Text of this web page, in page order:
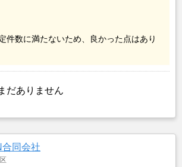
件数に満たないため、良かった点はあり
だありません
同会社